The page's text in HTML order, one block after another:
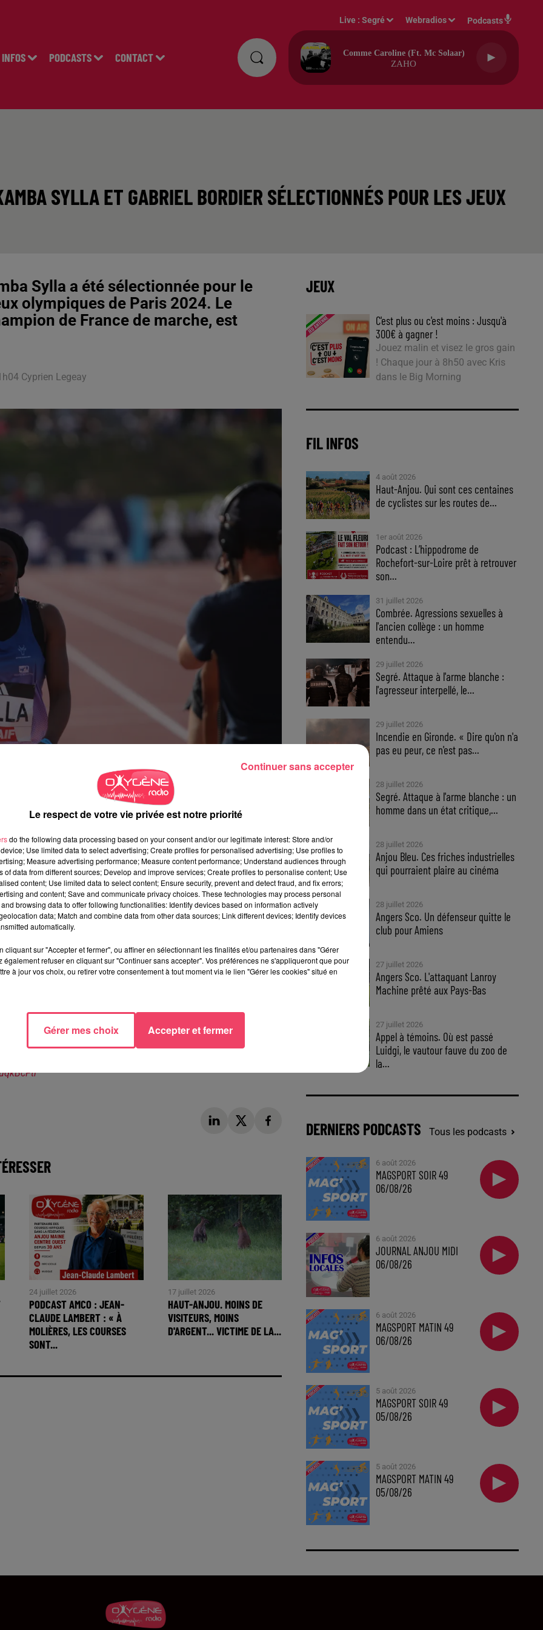
INFOS PODCASTS CONTACT
Live :Segré Webradios Podcasts
Comme Caroline (ft. Mc Solaar)
ZAHO
SYLLA ET GABRIEL BORDIER SÉLECTIONNÉS POUR LES JEUX
Sylla a été sélectionnée pour le
olympiques de Paris 2024. Le
de France de marche, est
Cyprien Legeay
aux Jeux olympiques de Paris 2024. Romain Barras, le
a présenté ce dimanche matin la sélection
récent champion de France à Angers, a logiquement été
du Stade lavallois athlé n'a pas réussià réaliser les
retenue pour participer au relais du 4x400m. Avec un record
de la saison derrière l'Angevine Amandine Brossier.
a également rappelé les critères de sélection.
publiée par World Athletics, NDLR). Ensuite, la
un peu plus restrictifs pour devenir sélectionnable. Le
s’appuyait sur le ranking. Il fallait soit figurer dans le top 24
athlète champion de France. Enfin, le troisième critère était
des 𝗝𝗲𝘂𝘅 𝗢𝗹𝘆𝗺𝗽𝗶𝗾𝘂𝗲𝘀, qui auront lieu à Paris du 1er
24 juillet 2026
PODCAST AMCO : JEAN-
CLAUDE LAMBERT : « À
MOLIÈRES, LES COURSES
SONT...
17 juillet 2026
HAUT-ANJOU. MOINS DE
VISITEURS, MOINS
D'ARGENT... VICTIME DE LA...
JEUX
C'est plus ou c'est moins : Jusqu'à
300€ à gagner !
Jouez malin et visez le gros gain
! Chaque jour à 8h50 avec Kris
dans le Big Morning
FIL INFOS
4 août 2026
Haut-Anjou. Qui sont ces centaines
de cyclistes sur les routes de...
1er août 2026
Podcast : L’hippodrome de
Rochefort-sur-Loire prêt à retrouver
son...
31 juillet 2026
Combrée. Agressions sexuelles à
l'ancien collège : un homme
entendu...
29 juillet 2026
Segré. Attaque à l'arme blanche :
l'agresseur interpellé, le...
29 juillet 2026
Incendie en Gironde. « Dire qu'on n'a
pas eu peur, ce n'est pas...
28 juillet 2026
Segré. Attaque à l'arme blanche : un
homme dans un état critique,...
28 juillet 2026
Anjou Bleu. Ces friches industrielles
qui pourraient plaire au cinéma
28 juillet 2026
Angers Sco. Un défenseur quitte le
club pour Amiens
27 juillet 2026
Angers Sco. L'attaquant Lanroy
Machine prêté aux Pays-Bas
27 juillet 2026
Appel à témoins. Où est passé
Luidgi, le vautour fauve du zoo de
la...
DERNIERS PODCASTS Tous les podcasts
6 août 2026
MAGSPORT SOIR 49
06/08/26
6 août 2026
JOURNAL ANJOU MIDI
06/08/26
6 août 2026
MAGSPORT MATIN 49
06/08/26
5 août 2026
MAGSPORT SOIR 49
05/08/26
5 août 2026
MAGSPORT MATIN 49
05/08/26
Le respect de votre vie privée est notre priorité
do the following data processing based on your consent and/or our legitimate interest: Store and/or
Use limited data to select advertising; Create profiles for personalised advertising; Use profiles to
Measure advertising performance; Measure content performance; Understand audiences through
of data from different sources; Develop and improve services; Create profiles to personalise content; Use
content; Use limited data to select content; Ensure security, prevent and detect fraud, and fix errors;
and content; Save and communicate privacy choices. These technologies may process personal
browsing data to offer following functionalities: Identify devices based on information actively
data; Match and combine data from other data sources; Link different devices; Identify devices
automatically.
cliquant sur "Accepter et fermer", ou affiner en sélectionnant les finalités et/ou partenaires dans "Gérer
également refuser en cliquant sur "Continuer sans accepter". Vos préférences ne s'appliqueront que pour
à jour vos choix, ou retirer votre consentement à tout moment via le lien "Gérer les cookies" situé en
Gérer mes choix Accepter et fermer
Continuer sans accepter